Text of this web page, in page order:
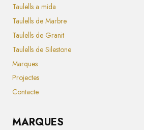
Taulells a mida
Taulells de Marbre
Taulells de Granit
Taulells de Silestone
Marques
Projectes
Contacte
MARQUES